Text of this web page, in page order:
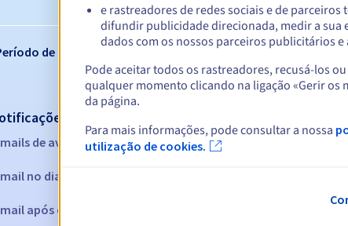
de redenção
automáticas:
de aviso: 60, 30, 15, 7 e 3 dias antes da data de expiração
no dia da expiração
após o Redemption Grace Period para notificar a
e rastreadores de redes sociais e de
difundir publicidade direcionada, medir a sua
dados com os nossos parceiros publicitários e
Pode aceitar todos os rastreadores, recusá-los
qualquer momento clicando na ligação «Gerir os
da página.
Para mais informações, pode consultar a nossa
utilização de cookies.